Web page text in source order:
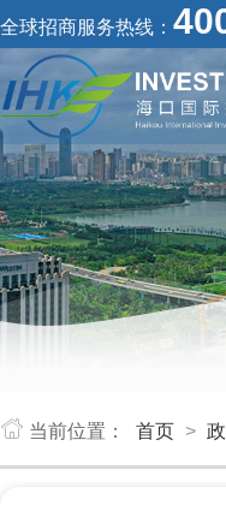
全球招商服务热线：
当前位置： 首页 >